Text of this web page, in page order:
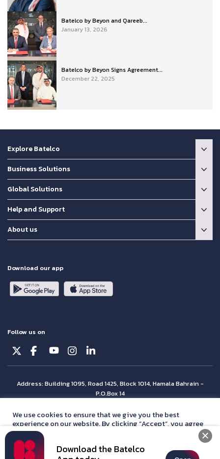
Batelco by Beyon and Qareeb...
January 13, 2026
Batelco by Beyon Signs Agreement...
December 22, 2025
Explore Batelco
Business Solutions
Global Solutions
Help and Support
About us
Download our app
Follow us on
Address: Building 1095, Road 1425, Block 1014, Hamala Bahrain -
P.O.Box 14
© Batelco 2026 is part of the Beyon Group. All rights reserved.
Download the Batelco
We use cookies to ensure that we give you the best
experience on our website. By clicking “Accept”, you agree
with ourprivacy policy
Accept